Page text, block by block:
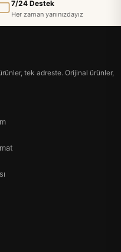
7/24 Destek
Her zaman yanınızdayız
tek adreste. Orijinal ürünler,